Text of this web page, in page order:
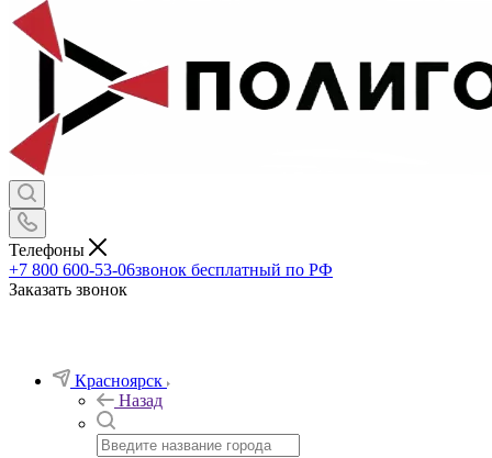
Корзина 0
+7 800 600-53-06
Заказать звонок